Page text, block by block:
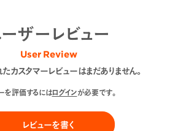
ザーレビュー
User Review
カスタマーレビューはまだありません。
を評価するにはログインが必要です。
レビューを書く